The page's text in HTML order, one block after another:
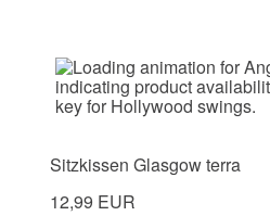
Sitzkissen Glasgow terra
12,99 EUR